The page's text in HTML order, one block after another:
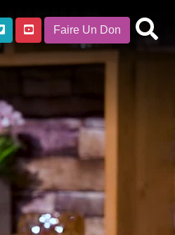
Faire Un Don